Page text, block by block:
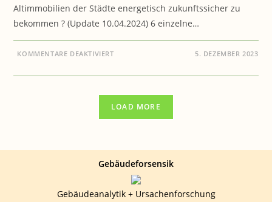
Altimmobilien der Städte energetisch zukunftssicher zu
bekommen ? (Update 10.04.2024) 6 einzelne…
KOMMENTARE DEAKTIVIERTFÜR
GESUNDHEIT:
DER
5. DEZEMBER 2023
LOAD MORE
Gebäudeforsensik
Gebäudeanalytik + Ursachenforschung